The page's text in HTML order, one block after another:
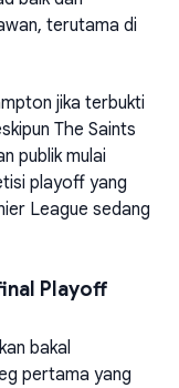
terutama di
jika terbukti
The Saints
publik mulai
playoff yang
League sedang
Playoff
bakal
pertama yang